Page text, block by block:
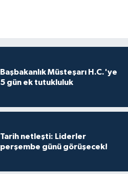
Başbakanlık Müsteşarı H.C.'ye
5 gün ek tutukluluk
Tarih netleşti: Liderler
perşembe günü görüşecek!